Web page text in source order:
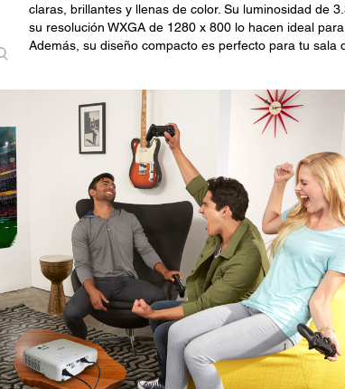
claras, brillantes y llenas de color. Su luminosidad de
su resolución WXGA de 1280 x 800 lo hacen ideal
Además, su diseño compacto es perfecto para tu sala